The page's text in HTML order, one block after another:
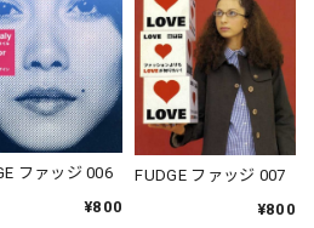
ファッジ 006
¥800
FUDGE ファッジ 007
¥800